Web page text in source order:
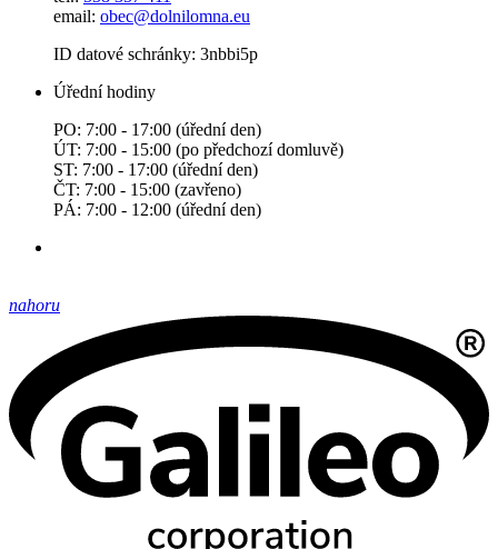
email: obec@dolnilomna.eu
ID datové schránky: 3nbbi5p
Úřední hodiny
PO: 7:00 - 17:00 (úřední den)
ÚT: 7:00 - 15:00 (po předchozí domluvě)
ST: 7:00 - 17:00 (úřední den)
ČT: 7:00 - 15:00 (zavřeno)
PÁ: 7:00 - 12:00 (úřední den)
nahoru